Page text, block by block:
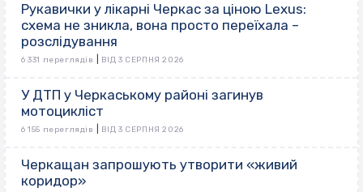
Рукавички у лікарні Черкас за ціною Lexus:
схема не зникла, вона просто переїхала –
розслідування
6 331 переглядів ВІД 3 СЕРПНЯ 2026
У ДТП у Черкаському районі загинув
мотоцикліст
6 155 переглядів ВІД 3 СЕРПНЯ 2026
Черкащан запрошують утворити «живий
коридор»